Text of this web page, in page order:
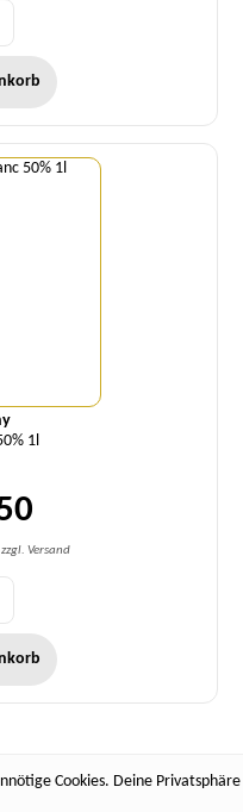
1l
Versand
Cookies. Deine Privatsphäre